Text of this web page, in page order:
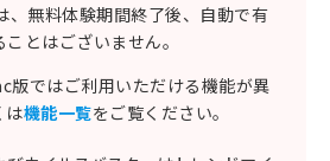
、無料体験期間終了後、自動で有
とはございません。
版ではご利用いただける機能が異
は機能一覧をご覧ください。